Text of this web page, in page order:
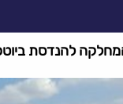
להנדסת